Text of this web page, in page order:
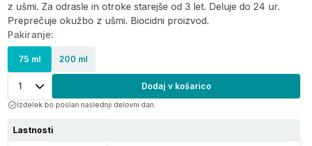
z ušmi. Za odrasle in otroke starejše od 3 let. Deluje do 24 ur.
Preprečuje okužbo z ušmi. Biocidni proizvod.
Pakiranje:
75 ml 200 ml
1 Dodaj v košarico
Izdelek bo poslan naslednji delovni dan.
Lastnosti